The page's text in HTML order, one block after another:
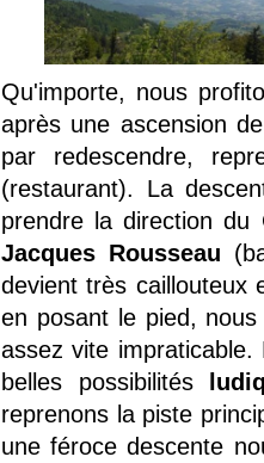
Qu'importe, nous
après une ascension
par redescendre,
(restaurant). La
prendre la direction
Jacques Rousseau
devient très caillouteux
en posant le pied,
assez vite
belles possibilités
reprenons la piste
une féroce descente